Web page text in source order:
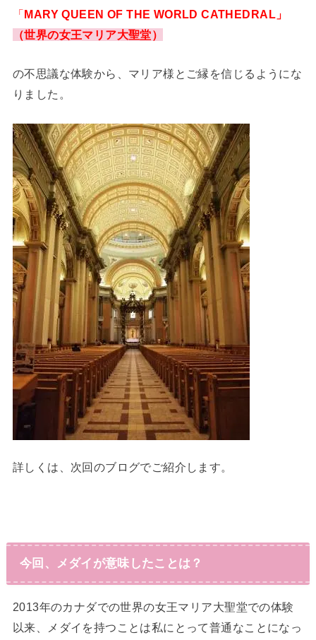
「MARY QUEEN OF THE WORLD CATHEDRAL」
（世界の女王マリア大聖堂）
の不思議な体験から、マリア様とご縁を信じるようにな
りました。
詳しくは、次回のブログでご紹介します。
今回、メダイが意味したことは？
2013年のカナダでの世界の女王マリア大聖堂での体験
以来、メダイを持つことは私にとって普通なことになっ